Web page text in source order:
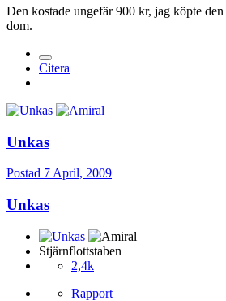
Den kostade ungefär 900 kr, jag köpte
dom.
Citera
Unkas
Postad 7 April, 2009
Unkas
Stjärnflottstaben
2,4k
Rapport